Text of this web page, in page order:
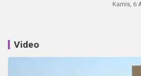
Kamis, 6
Video